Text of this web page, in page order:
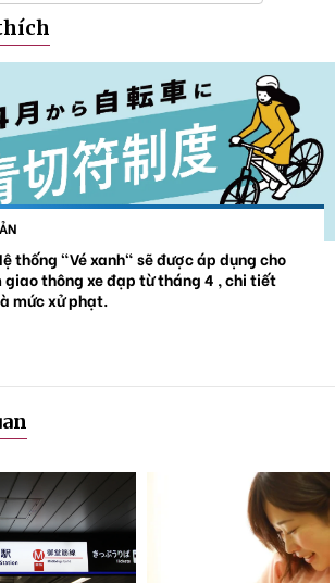
thống "Vé xanh" sẽ được áp dụng cho
thông xe đạp từ tháng 4 , chi tiết
mức xử phạt.